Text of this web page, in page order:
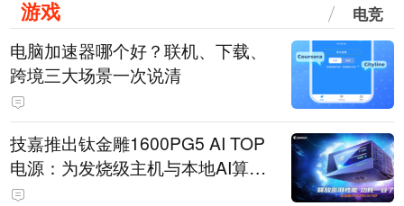
游戏 电竞
电脑加速器哪个好？联机、下载、
跨境三大场景一次说清
技嘉推出钛金雕1600PG5 AI TOP
电源：为发烧级主机与本地AI算力
打造旗舰供电方案